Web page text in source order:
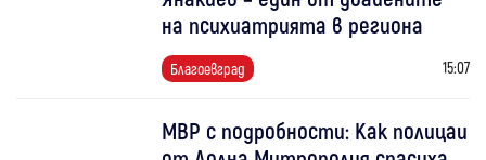
на психиатрията в региона
Благоевград 15:07
МВР с подробности: Как полицаи